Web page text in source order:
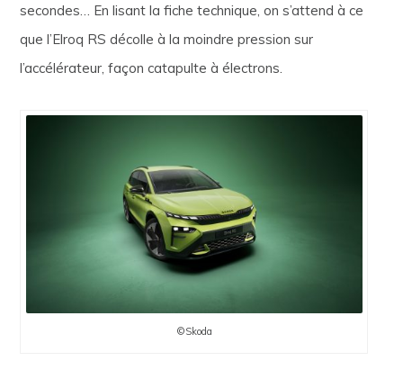
secondes… En lisant la fiche technique, on s’attend à ce
que l’Elroq RS décolle à la moindre pression sur
l’accélérateur, façon catapulte à électrons.
©Skoda